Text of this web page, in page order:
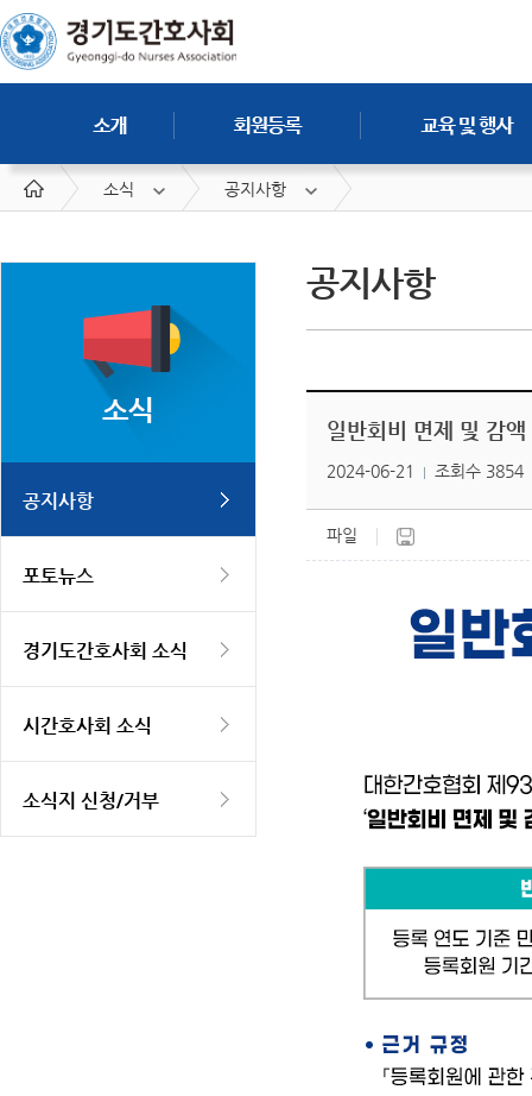
소식 공지사항
공지사항
포토뉴스
경기도간호사회 소식
시간호사회 소식
소식지 신청/거부
공지사항
일반회비 면제 및 감
2024-06-21 조회수 3854
파일